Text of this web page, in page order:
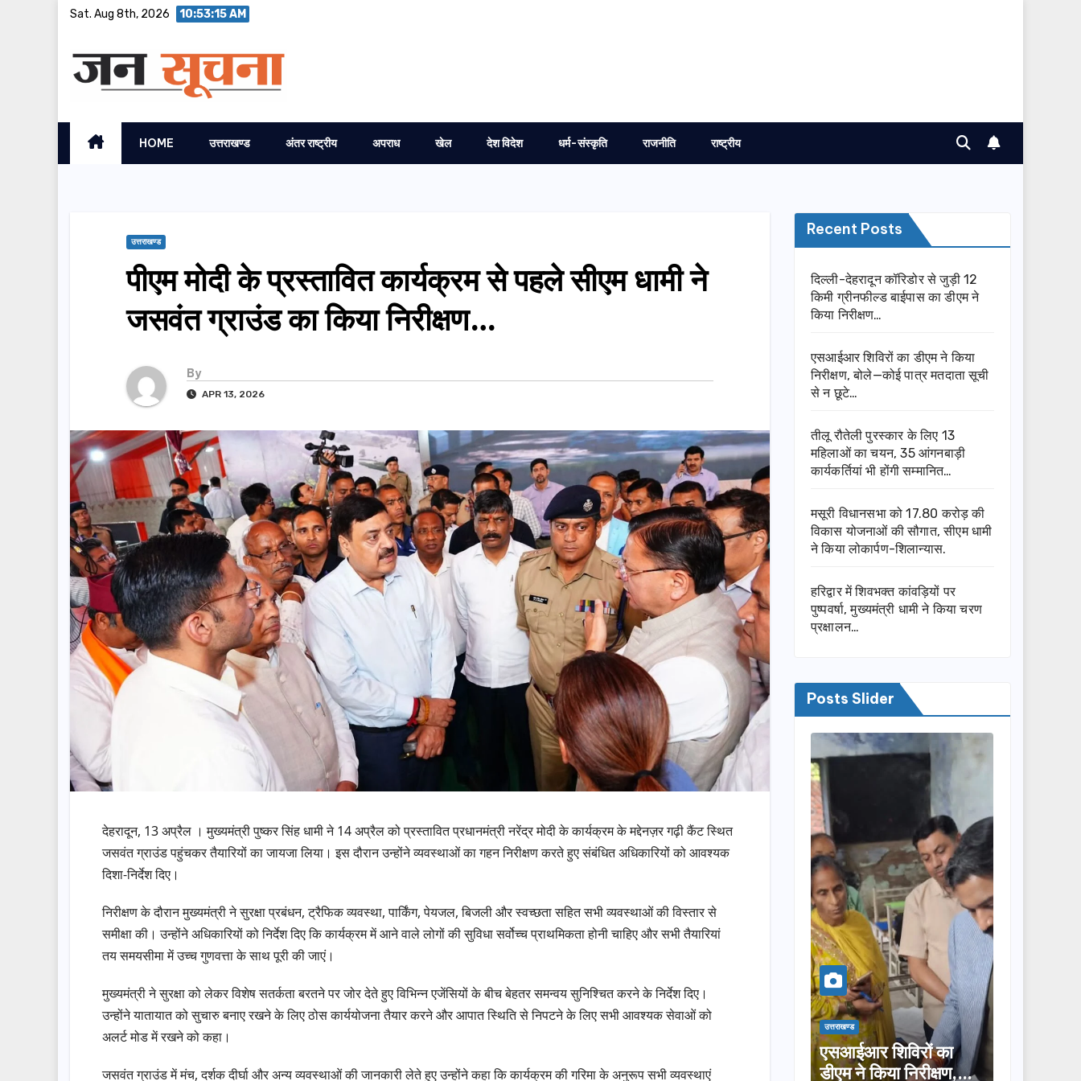
Sat. Aug 8th, 2026 10:53:16 AM
HOME उत्तराखण्ड अंतर राष्ट्रीय अपराध खेल देश विदेश धर्म-संस्कृति राजनीति राष्ट्रीय
उत्तराखण्ड
पीएम मोदी के प्रस्तावित कार्यक्रम से पहले सीएम धामी ने
जसवंत ग्राउंड का किया निरीक्षण…
By
APR 13, 2026
देहरादून, 13 अप्रैल । मुख्यमंत्री पुष्कर सिंह धामी ने 14 अप्रैल को प्रस्तावित प्रधानमंत्री नरेंद्र मोदी के कार्यक्रम के मद्देनज़र गढ़ी कैंट स्थित
जसवंत ग्राउंड पहुंचकर तैयारियों का जायजा लिया। इस दौरान उन्होंने व्यवस्थाओं का गहन निरीक्षण करते हुए संबंधित अधिकारियों को आवश्यक
दिशा-निर्देश दिए।
निरीक्षण के दौरान मुख्यमंत्री ने सुरक्षा प्रबंधन, ट्रैफिक व्यवस्था, पार्किंग, पेयजल, बिजली और स्वच्छता सहित सभी व्यवस्थाओं की विस्तार से
समीक्षा की। उन्होंने अधिकारियों को निर्देश दिए कि कार्यक्रम में आने वाले लोगों की सुविधा सर्वोच्च प्राथमिकता होनी चाहिए और सभी तैयारियां
तय समयसीमा में उच्च गुणवत्ता के साथ पूरी की जाएं।
मुख्यमंत्री ने सुरक्षा को लेकर विशेष सतर्कता बरतने पर जोर देते हुए विभिन्न एजेंसियों के बीच बेहतर समन्वय सुनिश्चित करने के निर्देश दिए।
उन्होंने यातायात को सुचारु बनाए रखने के लिए ठोस कार्ययोजना तैयार करने और आपात स्थिति से निपटने के लिए सभी आवश्यक सेवाओं को
अलर्ट मोड में रखने को कहा।
जसवंत ग्राउंड में मंच, दर्शक दीर्घा और अन्य व्यवस्थाओं की जानकारी लेते हुए उन्होंने कहा कि कार्यक्रम की गरिमा के अनुरूप सभी व्यवस्थाएं
Recent Posts
दिल्ली-देहरादून कॉरिडोर से जुड़ी 12
किमी ग्रीनफील्ड बाईपास का डीएम ने
किया निरीक्षण…
एसआईआर शिविरों का डीएम ने किया
निरीक्षण, बोले—कोई पात्र मतदाता सूची
से न छूटे…
तीलू रौतेली पुरस्कार के लिए 13
महिलाओं का चयन, 35 आंगनबाड़ी
कार्यकर्तियां भी होंगी सम्मानित…
मसूरी विधानसभा को 17.80 करोड़ की
विकास योजनाओं की सौगात, सीएम धामी
ने किया लोकार्पण-शिलान्यास.
हरिद्वार में शिवभक्त कांवड़ियों पर
पुष्पवर्षा, मुख्यमंत्री धामी ने किया चरण
प्रक्षालन…
Posts Slider
से जुड़ी 12 किमी
उत्तराखण्ड
एसआईआर शिविरों का
डीएम ने किया निरीक्षण,
उत्तराखण्ड
तीलू रौतेली
लिए 13 महिलाओं